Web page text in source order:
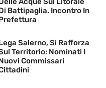
Battipaglia. Incontro In
Salerno, Si Rafforza
Territorio: Nominati I
Commissari